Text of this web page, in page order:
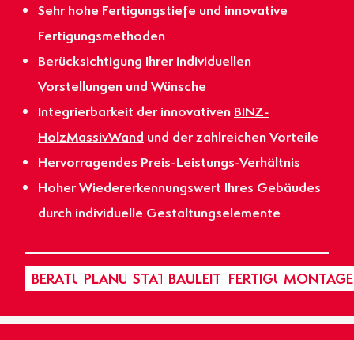
Sehr hohe Fertigungstiefe und innovative
Fertigungsmethoden
Berücksichtigung Ihrer individuellen
Vorstellungen und Wünsche
Integrierbarkeit der innovativen BINZ-
HolzMassivWand und der zahlreichen Vorteile
Hervorragendes Preis-Leistungs-Verhältnis
Hoher Wiedererkennungswert Ihres Gebäudes
durch individuelle Gestaltungselemente
BERATUNGPLANUNGSTATIKBAULEITUNGFERTIGUNGMONTAGE